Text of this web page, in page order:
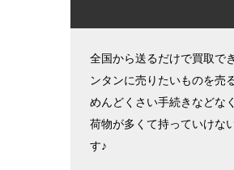
全国から送るだけで買取で
ンタンに売りたいものを売
めんどくさい手続きなどな
荷物が多くて持っていけな
す♪